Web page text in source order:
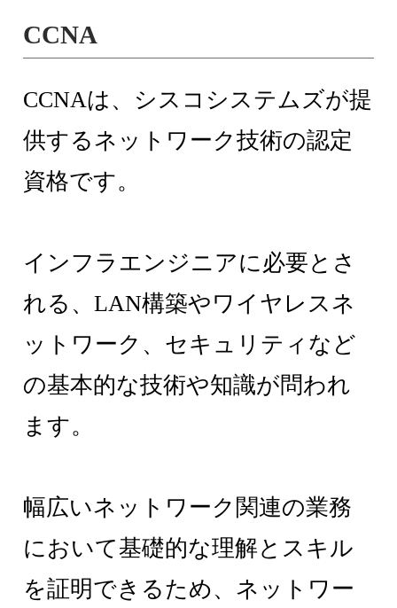
CCNA
CCNAは、シスコシステムズが提
供するネットワーク技術の認定
資格です。
インフラエンジニアに必要とさ
れる、LAN構築やワイヤレスネ
ットワーク、セキュリティなど
の基本的な技術や知識が問われ
ます。
幅広いネットワーク関連の業務
において基礎的な理解とスキル
を証明できるため、ネットワー